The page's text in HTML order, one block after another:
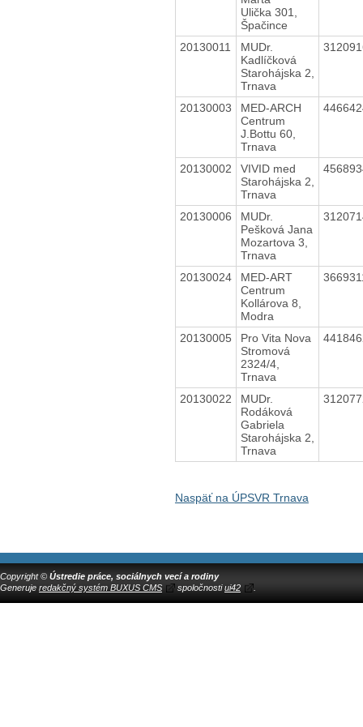
Ulička 301,
Špačince
20130011
MUDr.
Kadlíčková
Starohájska 2,
Trnava
20130003
MED-ARCH
Centrum
J.Bottu 60,
Trnava
20130002
VIVID med
Starohájska 2,
Trnava
20130006
MUDr.
Pešková Jana
Mozartova 3,
Trnava
20130024
MED-ART
Centrum
Kollárova 8,
Modra
20130005
Pro Vita Nova
Stromová
2324/4,
Trnava
20130022
MUDr.
Rodáková
Gabriela
Starohájska 2,
Trnava
Naspäť na ÚPSVR Trnava
Copyright © Ústredie práce, sociálnych vecí a rodiny
Generuje redakčný systém BUXUS CMS spoločnostiui42